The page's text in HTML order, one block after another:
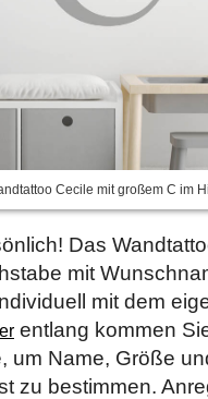
Cecile mit großem C im
Das
mit
mit dem
entlang kommen
um Name, Größe
zu bestimmen.